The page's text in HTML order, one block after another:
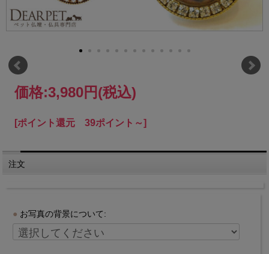
価格:3,980円(税込)
[ポイント還元 39ポイント～]
注文
お写真の背景について: